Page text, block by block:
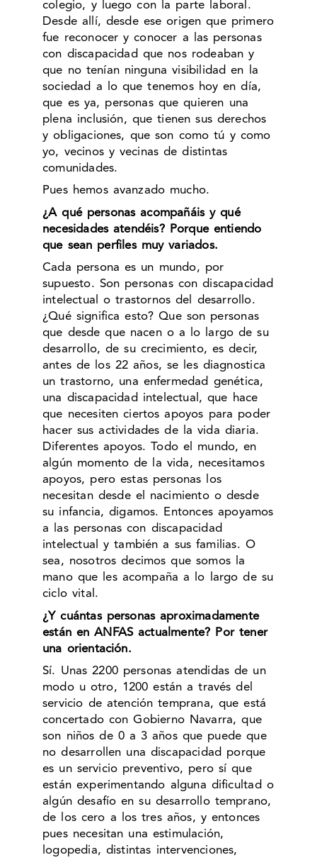
colegio, y luego con la parte laboral.
Desde allí, desde ese origen que primero
fue reconocer y conocer a las personas
con discapacidad que nos rodeaban y
que no tenían ninguna visibilidad en la
sociedad a lo que tenemos hoy en día,
que es ya, personas que quieren una
plena inclusión, que tienen sus derechos
y obligaciones, que son como tú y como
yo, vecinos y vecinas de distintas
comunidades.
Pues hemos avanzado mucho.
¿A qué personas acompañáis y qué
necesidades atendéis? Porque entiendo
que sean perfiles muy variados.
Cada persona es un mundo, por
supuesto. Son personas con discapacidad
intelectual o trastornos del desarrollo.
¿Qué significa esto? Que son personas
que desde que nacen o a lo largo de su
desarrollo, de su crecimiento, es decir,
antes de los 22 años, se les diagnostica
un trastorno, una enfermedad genética,
una discapacidad intelectual, que hace
que necesiten ciertos apoyos para poder
hacer sus actividades de la vida diaria.
Diferentes apoyos. Todo el mundo, en
algún momento de la vida, necesitamos
apoyos, pero estas personas los
necesitan desde el nacimiento o desde
su infancia, digamos. Entonces apoyamos
a las personas con discapacidad
intelectual y también a sus familias. O
sea, nosotros decimos que somos la
mano que les acompaña a lo largo de su
ciclo vital.
¿Y cuántas personas aproximadamente
están en ANFAS actualmente? Por tener
una orientación.
Sí. Unas 2200 personas atendidas de un
modo u otro, 1200 están a través del
servicio de atención temprana, que está
concertado con Gobierno Navarra, que
son niños de 0 a 3 años que puede que
no desarrollen una discapacidad porque
es un servicio preventivo, pero sí que
están experimentando alguna dificultad o
algún desafío en su desarrollo temprano,
de los cero a los tres años, y entonces
pues necesitan una estimulación,
logopedia, distintas intervenciones,